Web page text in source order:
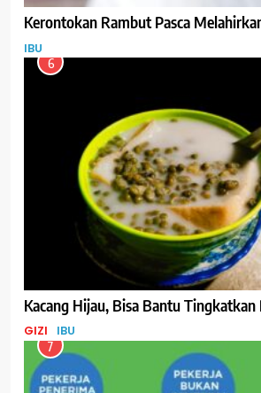
Kerontokan Rambut Pasca
IBU
6
Kacang Hijau, Bisa Bantu Tingkatkan
GIZI IBU
7